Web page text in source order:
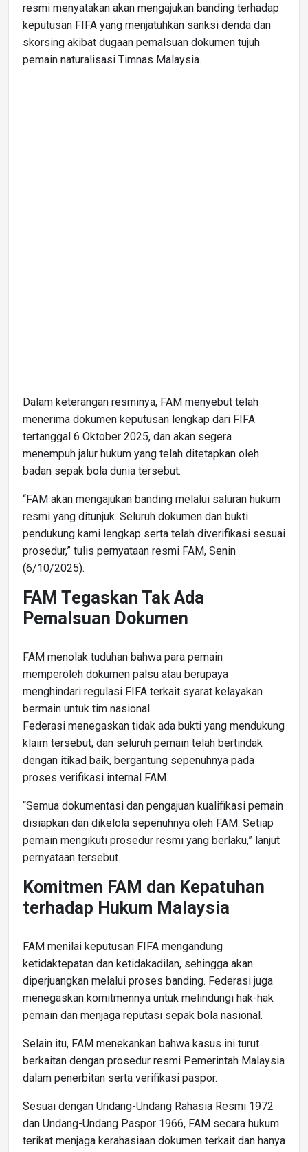
resmi menyatakan akan mengajukan banding terhadap
keputusan FIFA yang menjatuhkan sanksi denda dan
skorsing akibat dugaan pemalsuan dokumen tujuh
pemain naturalisasi Timnas Malaysia.
Dalam keterangan resminya, FAM menyebut telah
menerima dokumen keputusan lengkap dari FIFA
tertanggal 6 Oktober 2025, dan akan segera
menempuh jalur hukum yang telah ditetapkan oleh
badan sepak bola dunia tersebut.
“FAM akan mengajukan banding melalui saluran hukum
resmi yang ditunjuk. Seluruh dokumen dan bukti
pendukung kami lengkap serta telah diverifikasi sesuai
prosedur,” tulis pernyataan resmi FAM, Senin
(6/10/2025).
FAM Tegaskan Tak Ada
Pemalsuan Dokumen
FAM menolak tuduhan bahwa para pemain
memperoleh dokumen palsu atau berupaya
menghindari regulasi FIFA terkait syarat kelayakan
bermain untuk tim nasional.
Federasi menegaskan tidak ada bukti yang mendukung
klaim tersebut, dan seluruh pemain telah bertindak
dengan itikad baik, bergantung sepenuhnya pada
proses verifikasi internal FAM.
“Semua dokumentasi dan pengajuan kualifikasi pemain
disiapkan dan dikelola sepenuhnya oleh FAM. Setiap
pemain mengikuti prosedur resmi yang berlaku,” lanjut
pernyataan tersebut.
Komitmen FAM dan Kepatuhan
terhadap Hukum Malaysia
FAM menilai keputusan FIFA mengandung
ketidaktepatan dan ketidakadilan, sehingga akan
diperjuangkan melalui proses banding. Federasi juga
menegaskan komitmennya untuk melindungi hak-hak
pemain dan menjaga reputasi sepak bola nasional.
Selain itu, FAM menekankan bahwa kasus ini turut
berkaitan dengan prosedur resmi Pemerintah Malaysia
dalam penerbitan serta verifikasi paspor.
Sesuai dengan Undang-Undang Rahasia Resmi 1972
dan Undang-Undang Paspor 1966, FAM secara hukum
terikat menjaga kerahasiaan dokumen terkait dan hanya